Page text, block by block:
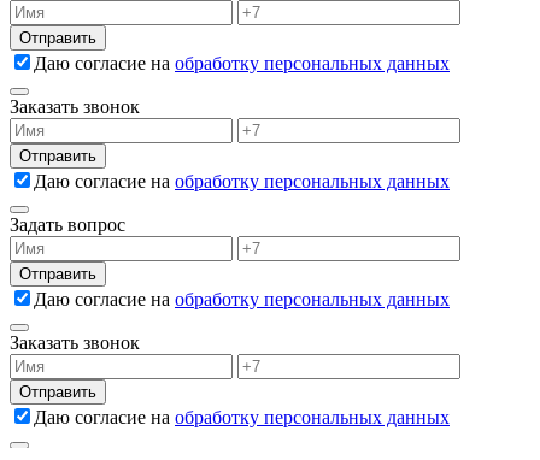
Даю согласие на обработку персональных данных
Заказать звонок
Даю согласие на обработку персональных данных
Задать вопрос
Даю согласие на обработку персональных данных
Заказать звонок
Даю согласие на обработку персональных данных